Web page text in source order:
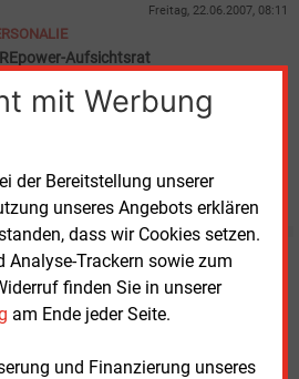
mit Werbung
der Bereitstellung unserer
unseres Angebots erklären
dass wir Cookies setzen.
Analyse-Trackern sowie zum
finden Sie in unserer
am Ende jeder Seite.
und Finanzierung unseres
Freitag, 22.06.2007, 08:11
Aufsichtsrat
der indischen Suzlon-Gruppe, ist am 21.
des Hamburger
Systems AG gewählt worden.
Freitag, 25.05.2007, 11:10
um REpower ist beendet